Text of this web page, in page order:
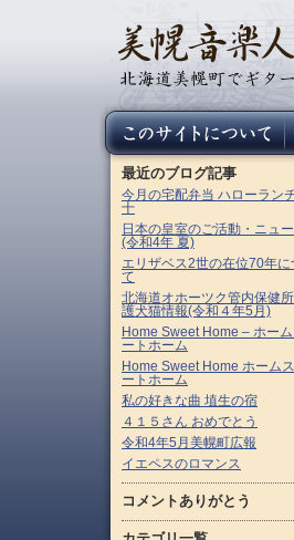
最近のブログ記事
今月の宅配弁当 ハローラン
十
日本の皇室のご活動・ニュ
(令和4年 夏)
エリザベス2世の在位70年に
て
北海道オホーツク管内保健
護犬猫情報(令和４年5月)
Home Sweet Home – ホーム
ートホーム
Home Sweet Home ホーム
ートホーム
私の好きな曲 埴生の宿
４１５さん おめでとう
令和4年5月美幌町広報
イエペスのロマンス
コメントありがとう